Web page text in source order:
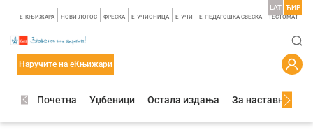
E-КЊИЖАРА НОВИ ЛОГОС ФРЕСКА E-УЧИОНИЦА E-УЧИ Е-ПЕДАГОШКА СВЕСКА TЕСТОМАТ
LAT ЋИР
Наручите на еКњижари
Почетна Уџбеници Остала издања За наставнике